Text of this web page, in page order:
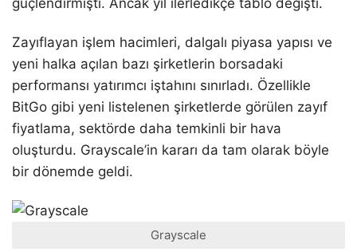
güçlendirmişti. Ancak yıl ilerledikçe tablo değişti.
Zayıflayan işlem hacimleri, dalgalı piyasa yapısı ve
yeni halka açılan bazı şirketlerin borsadaki
performansı yatırımcı iştahını sınırladı. Özellikle
BitGo gibi yeni listelenen şirketlerde görülen zayıf
fiyatlama, sektörde daha temkinli bir hava
oluşturdu. Grayscale’in kararı da tam olarak böyle
bir dönemde geldi.
Grayscale